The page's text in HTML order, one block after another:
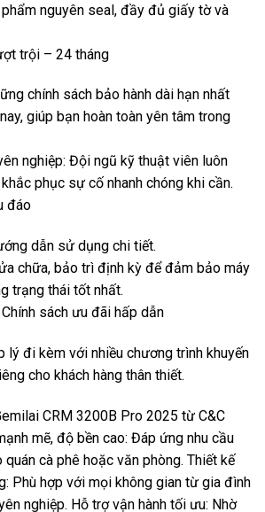
nguyên seal, đầy đủ giấy tờ và
trội – 24 tháng
chính sách bảo hành dài hạn nhất
giúp bạn hoàn toàn yên tâm trong
nghiệp: Đội ngũ kỹ thuật viên luôn
phục sự cố nhanh chóng khi cần.
đáo
dẫn sử dụng chi tiết.
chữa, bảo trì định kỳ để đảm bảo máy
trạng thái tốt nhất.
sách ưu đãi hấp dẫn
lý đi kèm với nhiều chương trình khuyến
cho khách hàng thân thiết.
CRM 3200B Pro 2025 từ C&C
mẽ, độ bền cao: Đáp ứng nhu cầu
cà phê hoặc văn phòng. Thiết kế
Phù hợp với mọi không gian từ gia đình
nghiệp. Hỗ trợ vận hành tối ưu: Nhờ